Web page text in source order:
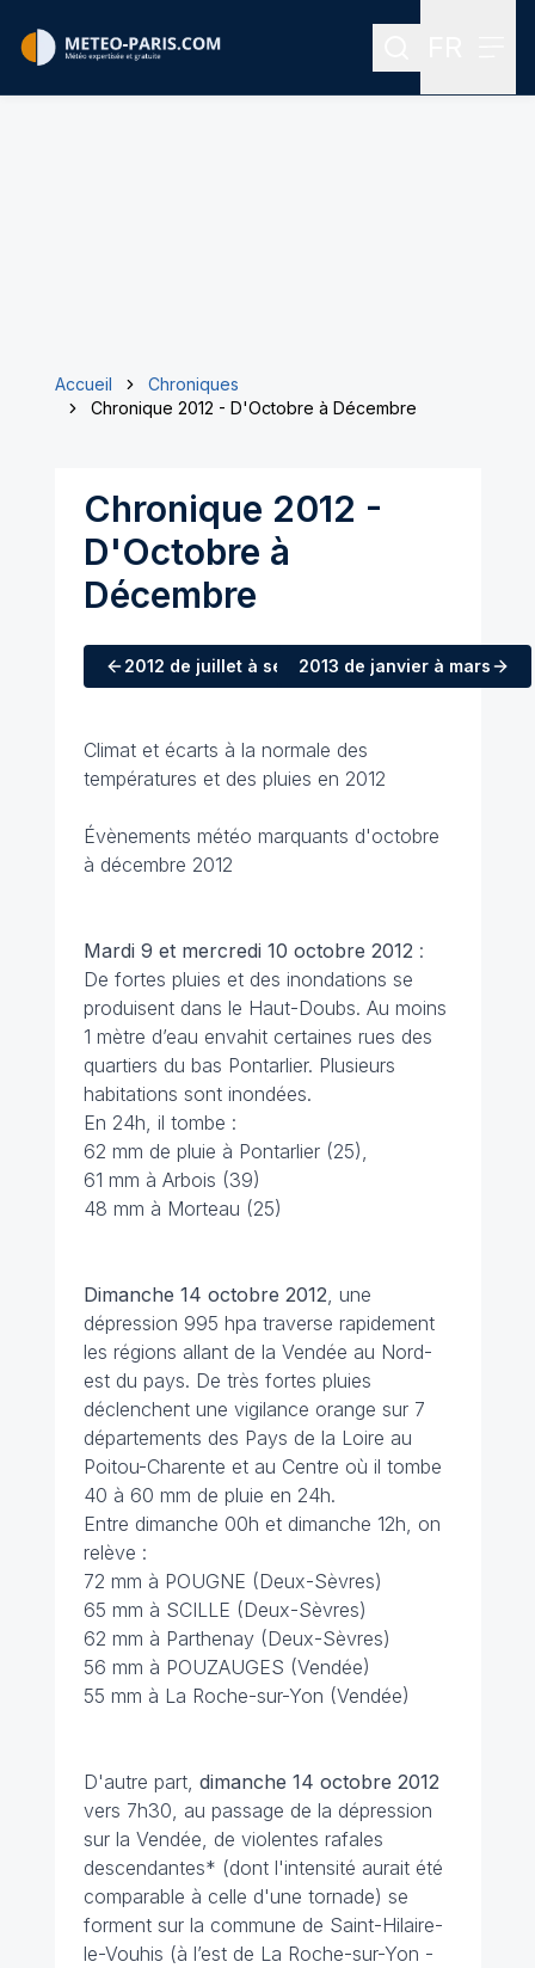
Rechercher
Accueil
Chroniques
Chronique 2012 - D'Octobre à Décembre
Chronique 2012 -
D'Octobre à
Décembre
2012 de juillet à septembre
2013 de janvier à mars
Climat et écarts à la normale des
températures et des pluies en 2012
Évènements météo marquants d'octobre
à décembre 2012
Mardi 9 et mercredi 10 octobre 2012 :
De fortes pluies et des inondations se
produisent dans le Haut-Doubs. Au moins
1 mètre d’eau envahit certaines rues des
quartiers du bas Pontarlier. Plusieurs
habitations sont inondées.
En 24h, il tombe :
62 mm de pluie à Pontarlier (25),
61 mm à Arbois (39)
48 mm à Morteau (25)
Dimanche 14 octobre 2012, une
dépression 995 hpa traverse rapidement
les régions allant de la Vendée au Nord-
est du pays. De très fortes pluies
déclenchent une vigilance orange sur 7
départements des Pays de la Loire au
Poitou-Charente et au Centre où il tombe
40 à 60 mm de pluie en 24h.
Entre dimanche 00h et dimanche 12h, on
relève :
72 mm à POUGNE (Deux-Sèvres)
65 mm à SCILLE (Deux-Sèvres)
62 mm à Parthenay (Deux-Sèvres)
56 mm à POUZAUGES (Vendée)
55 mm à La Roche-sur-Yon (Vendée)
D'autre part, dimanche 14 octobre 2012
vers 7h30, au passage de la dépression
sur la Vendée, de violentes rafales
descendantes* (dont l'intensité aurait été
comparable à celle d'une tornade) se
forment sur la commune de Saint-Hilaire-
le-Vouhis (à l’est de La Roche-sur-Yon -